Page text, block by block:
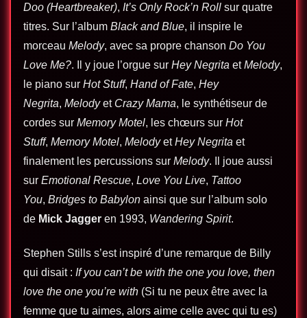
Doo (Heartbreaker), It’s Only Rock’n Roll sur quatre
titres. Sur l’album Black and Blue, il inspire le
morceau Melody, avec sa propre chanson Do You
Love Me?. Il y joue l’orgue sur Hey Negrita etMelody,
le piano sur Hot Stuff, Hand of Fate, Hey
Negrita, Melodyet Crazy Mama, le synthétiseur de
cordes sur Memory Motel, les chœurs sur Hot
Stuff, Memory Motel, MelodyetHey Negrita et
finalement les percussions sur Melody. Il joue aussi
sur Emotional Rescue, Love You Live, Tattoo
You, Bridges to Babylon ainsi que sur l’album solo
de Mick Jagger en 1993, Wandering Spirit.
Stephen Stills s’est inspiré d’une remarque de Billy
qui disait : If you can’t be with the one you love, then
love the one you’re with (Si tu ne peux être avec la
femme que tu aimes, alors aime celle avec qui tu es)